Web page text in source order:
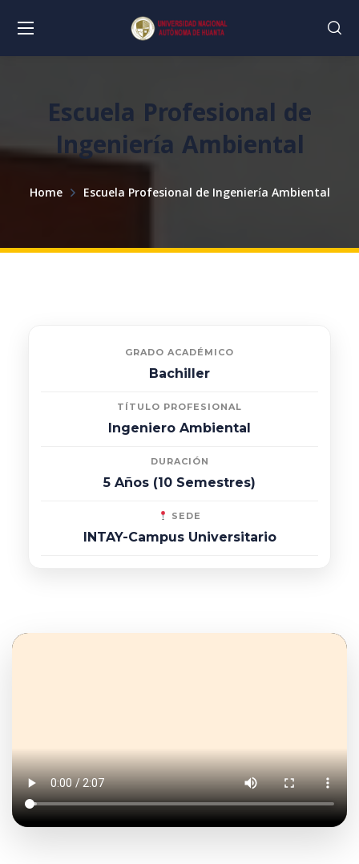
Escuela Profesional de
Ingeniería Ambiental
Home Escuela Profesional de Ingeniería Ambiental
GRADO ACADÉMICO
Bachiller
TÍTULO PROFESIONAL
Ingeniero Ambiental
DURACIÓN
5 Años (10 Semestres)
SEDE
INTAY-Campus Universitario